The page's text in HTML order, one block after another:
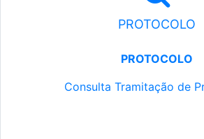
PROTOCOLO
PROTOCOLO
Consulta Tramitação de